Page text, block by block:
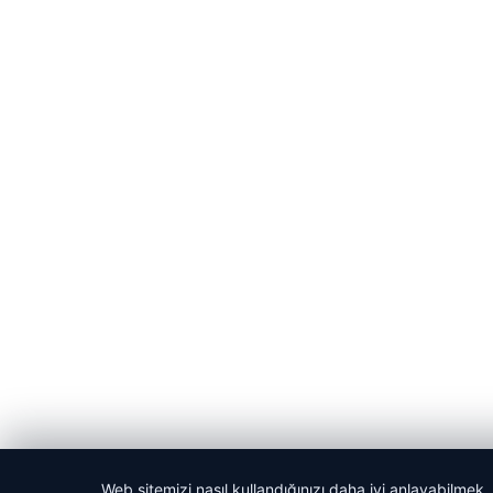
Web sitemizi nasıl kullandığınızı daha iyi